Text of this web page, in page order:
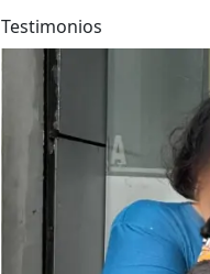
Testimonios